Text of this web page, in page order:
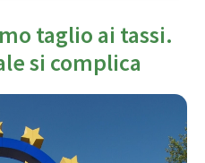
taglio ai tassi.
si complica